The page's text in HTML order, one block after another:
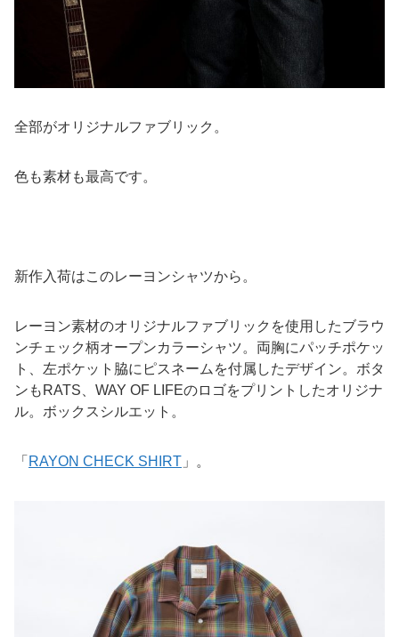
全部がオリジナルファブリック。
色も素材も最高です。
新作入荷はこのレーヨンシャツから。
レーヨン素材のオリジナルファブリックを使用したブラウ
ンチェック柄オープンカラーシャツ。両胸にパッチポケッ
ト、左ポケット脇にピスネームを付属したデザイン。ボタ
ンもRATS、WAY OF LIFEのロゴをプリントしたオリジナ
ル。ボックスシルエット。
「 RAYON CHECK SHIRT 」。